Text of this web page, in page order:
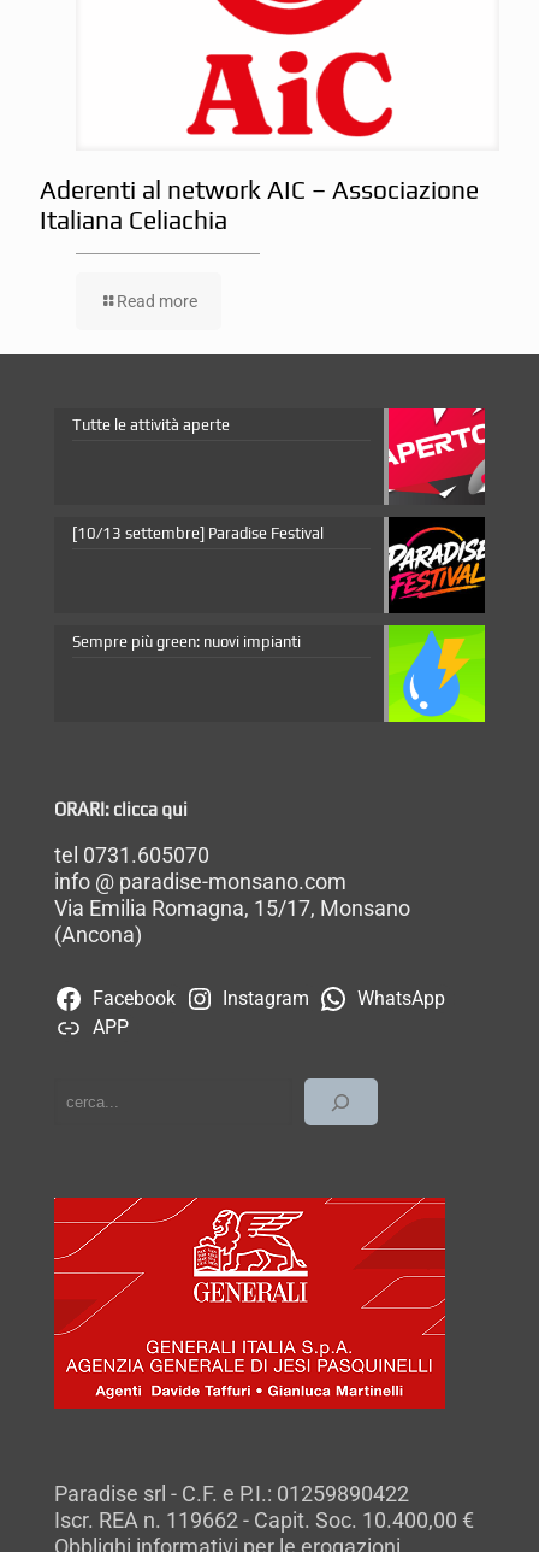
Aderenti al network AIC – Associazione
Italiana Celiachia
Read more
Tutte le attività aperte
[10/13 settembre] Paradise Festival
Sempre più green: nuovi impianti
ORARI: clicca qui
tel 0731.605070
info @ paradise-monsano.com
Via Emilia Romagna, 15/17, Monsano
(Ancona)
Facebook Instagram
WhatsApp
APP
Paradise srl - C.F. e P.I.: 01259890422
Iscr. REA n. 119662 - Capit. Soc. 10.400,00 €
Obblighi informativi per le erogazioni